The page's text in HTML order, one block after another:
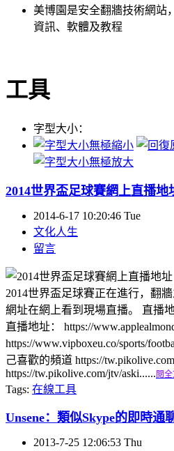
美博園是安全翻牆技術網站
資訊、軟體及教程
工具
字型大小：
2014世界盃足球賽網上直播地
2014-6-17 10:20:46 Tue
文化人生
留言
2014世界盃足球賽正在進行，翻
網址在網上看到現場直播。 直播
直播地址： https://
https://www.vipboxeu.co/sports/
己喜歡的頻道 https://
https://tw.pikolive.com/jtv/aski...... 閱
Tags: 在線工具
Unsene：類似Skype的即時通
2013-7-25 12:06:53 Thu